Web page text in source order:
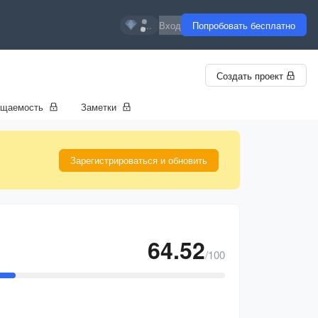
... Вход Попробовать бесплатно
Создать проект
Заметки
Зарегистрироваться и обновить
64.52/100